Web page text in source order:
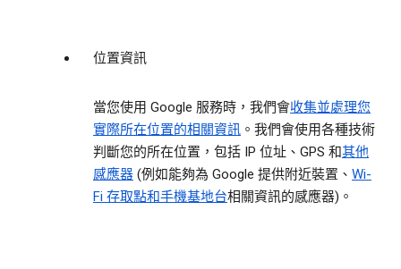
位置資訊
當您使用 Google 服務時，我們會收集並處理您
實際所在位置的相關資訊 。我們會使用各種技術
判斷您的所在位置，包括 IP 位址、GPS 和其他
感應器 (例如能夠為 Google 提供附近裝置、 Wi-
Fi 存取點和手機基地台相關資訊的感應器)。